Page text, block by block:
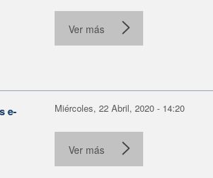
Ver más
e-
Miércoles, 22 Abril, 2020 - 14:20
Ver más